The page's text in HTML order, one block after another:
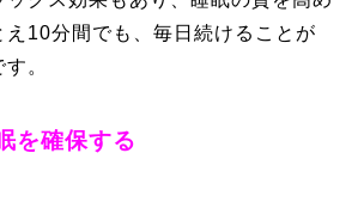
え10分間でも、毎日続けることが
。
を確保する